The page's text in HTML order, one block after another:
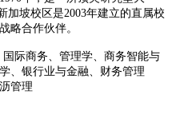
加坡校区是2003年建立的直属校
略合作伙伴。
际商务、管理学、商务智能与
、银行业与金融、财务管理
管理